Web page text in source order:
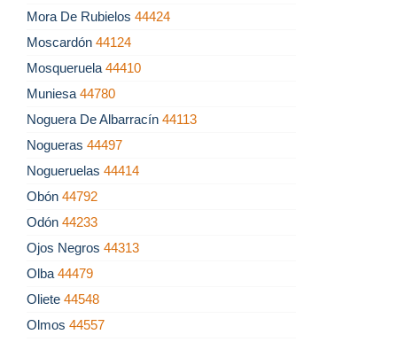
Mora De Rubielos 44424
Moscardón 44124
Mosqueruela 44410
Muniesa 44780
Noguera De Albarracín 44113
Nogueras 44497
Nogueruelas 44414
Obón 44792
Odón 44233
Ojos Negros 44313
Olba 44479
Oliete 44548
Olmos 44557